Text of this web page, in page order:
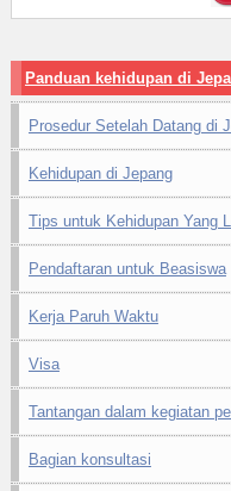
Panduan kehidupan di
Prosedur Setelah Datang di
Kehidupan di Jepang
Tips untuk Kehidupan Yang
Pendaftaran untuk Beasiswa
Kerja Paruh Waktu
Visa
Tantangan dalam kegiatan
Bagian konsultasi